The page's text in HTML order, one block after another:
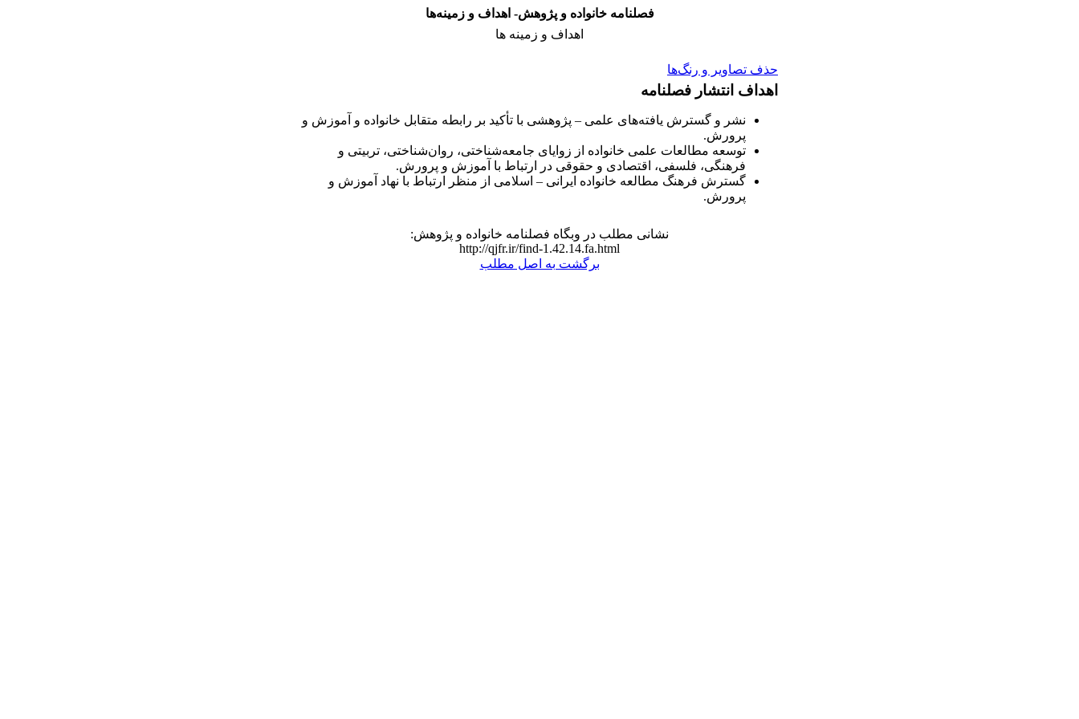
فصلنامه خانواده و پژوهش- اهداف و زمینه‌ها
اهداف و زمینه ها
حذف تصاویر و رنگ‌ها
اهداف انتشار فصلنامه
نشر و گسترش یافته‌های علمی – پژوهشی با تأکید بر رابطه متقابل خانواده و آموزش و
پرورش.
توسعه مطالعات علمی خانواده از زوایای جامعه‌شناختی، روان‌شناختی، تربیتی و
فرهنگی، فلسفی، اقتصادی و حقوقی در ارتباط با آموزش و پرورش.
گسترش فرهنگ مطالعه خانواده ایرانی – اسلامی از منظر ارتباط با نهاد آموزش و
پرورش.
نشانی مطلب در وبگاه فصلنامه خانواده و پژوهش:
http://qjfr.ir/find-1.42.14.fa.html
برگشت به اصل مطلب